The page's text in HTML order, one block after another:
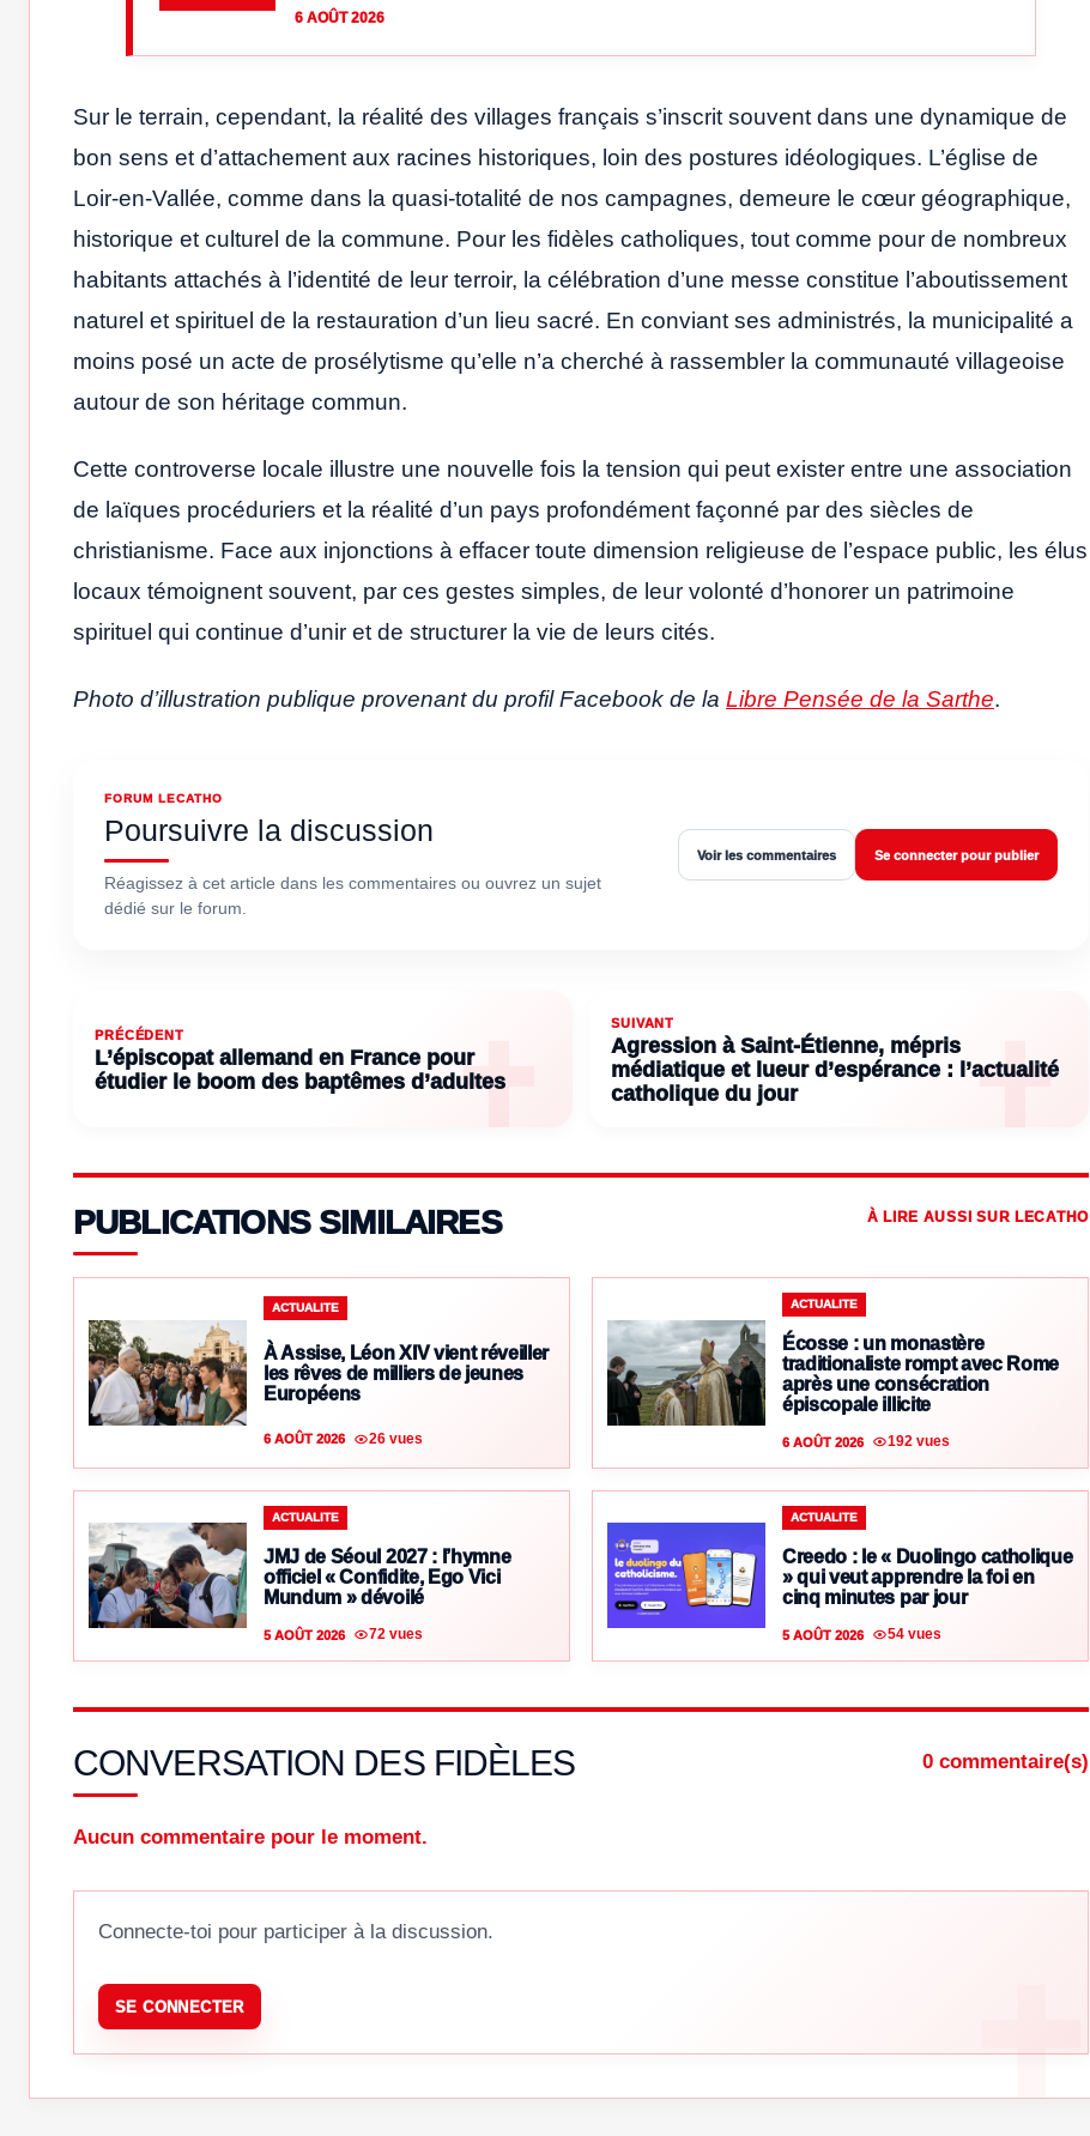
6 AOÛT 2026
Sur le terrain, cependant, la réalité des villages français s’inscrit souvent dans une dynamique de
bon sens et d’attachement aux racines historiques, loin des postures idéologiques. L’église de
Loir-en-Vallée, comme dans la quasi-totalité de nos campagnes, demeure le cœur géographique,
historique et culturel de la commune. Pour les fidèles catholiques, tout comme pour de nombreux
habitants attachés à l’identité de leur terroir, la célébration d’une messe constitue l’aboutissement
naturel et spirituel de la restauration d’un lieu sacré. En conviant ses administrés, la municipalité a
moins posé un acte de prosélytisme qu’elle n’a cherché à rassembler la communauté villageoise
autour de son héritage commun.
Cette controverse locale illustre une nouvelle fois la tension qui peut exister entre une association
de laïques procéduriers et la réalité d’un pays profondément façonné par des siècles de
christianisme. Face aux injonctions à effacer toute dimension religieuse de l’espace public, les élus
locaux témoignent souvent, par ces gestes simples, de leur volonté d’honorer un patrimoine
spirituel qui continue d’unir et de structurer la vie de leurs cités.
Photo d’illustration publique provenant du profil Facebook de la Libre Pensée de la Sarthe.
FORUM LECATHO
Poursuivre la discussion
Réagissez à cet article dans les commentaires ou ouvrez un sujet
dédié sur le forum.
Voir les commentaires Se connecter pour publier
PRÉCÉDENT
L’épiscopat allemand en France pour
étudier le boom des baptêmes d’adultes
SUIVANT
Agression à Saint-Étienne, mépris
médiatique et lueur d’espérance : l’actualité
catholique du jour
PUBLICATIONS SIMILAIRES À LIRE AUSSI SUR LECATHO
ACTUALITE
À Assise, Léon XIV vient réveiller
les rêves de milliers de jeunes
Européens
6 AOÛT 2026 26 vues
ACTUALITE
Écosse : un monastère
traditionaliste rompt avec Rome
après une consécration
épiscopale illicite
6 AOÛT 2026 192 vues
ACTUALITE
JMJ de Séoul 2027 : l’hymne
officiel « Confidite, Ego Vici
Mundum » dévoilé
5 AOÛT 2026 72 vues
ACTUALITE
Creedo : le « Duolingo catholique
» qui veut apprendre la foi en
cinq minutes par jour
5 AOÛT 2026 54 vues
CONVERSATION DES FIDÈLES 0 commentaire(s)
Aucun commentaire pour le moment.
Connecte-toi pour participer à la discussion.
SE CONNECTER